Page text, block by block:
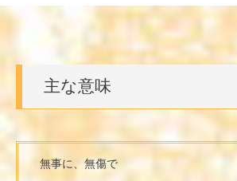
主な意味
無事に、無傷で